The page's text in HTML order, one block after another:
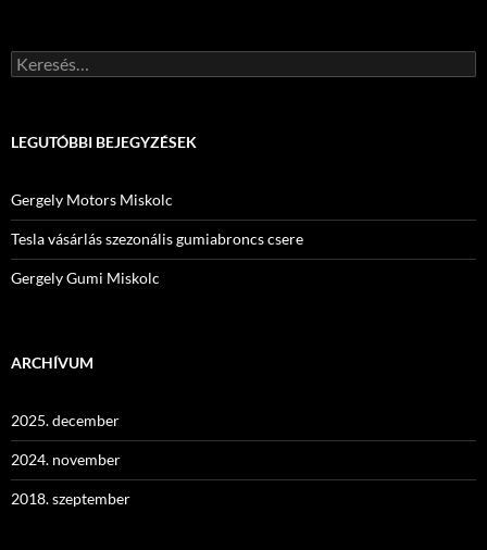
Keresés:
LEGUTÓBBI BEJEGYZÉSEK
Gergely Motors Miskolc
Tesla vásárlás szezonális gumiabroncs csere
Gergely Gumi Miskolc
ARCHÍVUM
2025. december
2024. november
2018. szeptember